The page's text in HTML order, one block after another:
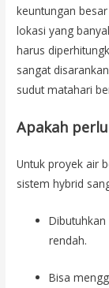
keuntungan
lokasi yang
harus
sangat
sudut matahari
Apakah
Untuk proyek air
sistem hybrid
Dibutuhkan
rendah.
Bisa